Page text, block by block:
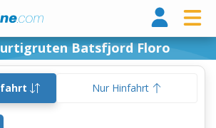
Batsfjord Floro
Nur Hinfahrt